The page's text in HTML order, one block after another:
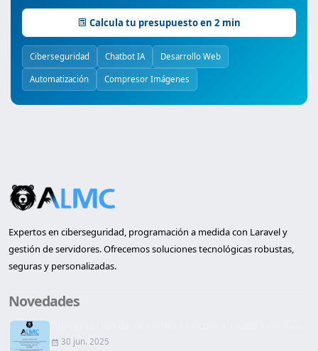
Calcula tu presupuesto en 2 min
Ciberseguridad Chatbot IA Desarrollo Web
Automatización Compresor Imágenes
Expertos en ciberseguridad, programación a medida con Laravel y
gestión de servidores. Ofrecemos soluciones tecnológicas robustas,
seguras y personalizadas.
Novedades
30 jun. 2025